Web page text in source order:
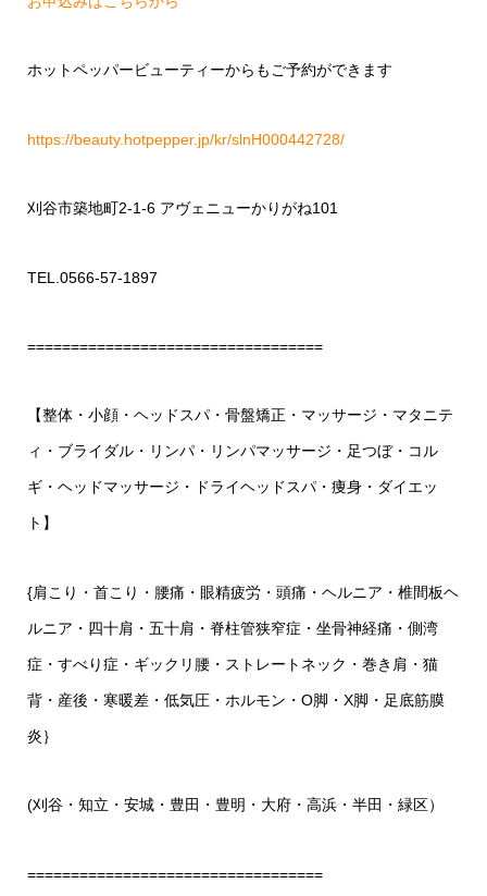
ホットペッパービューティーからもご予約ができます
https://beauty.hotpepper.jp/kr/slnH000442728/
刈谷市築地町2-1-6 アヴェニューかりがね101
TEL.0566-57-1897
==================================
【整体・小顔・ヘッドスパ・骨盤矯正・マッサージ・マタニテ
ィ・ブライダル・リンパ・リンパマッサージ・足つぼ・コル
ギ・ヘッドマッサージ・ドライヘッドスパ・痩身・ダイエッ
ト】
{肩こり・首こり・腰痛・眼精疲労・頭痛・ヘルニア・椎間板ヘ
ルニア・四十肩・五十肩・脊柱管狭窄症・坐骨神経痛・側湾
症・すべり症・ギックリ腰・ストレートネック・巻き肩・猫
背・産後・寒暖差・低気圧・ホルモン・O脚・X脚・足底筋膜
炎｝
(刈谷・知立・安城・豊田・豊明・大府・高浜・半田・緑区）
==================================